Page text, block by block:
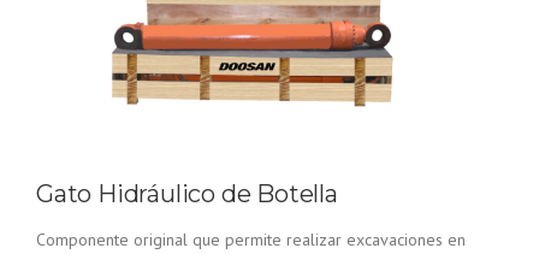
Gato Hidráulico de Botella
Componente original que permite realizar excavaciones en